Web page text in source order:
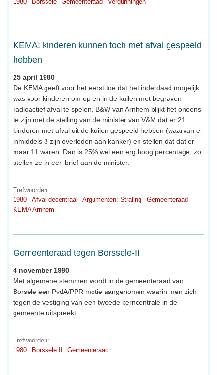
1980
Borssele Gemeenteraad Vergunningen
KEMA: kinderen kunnen toch met afval gespeeld
hebben
25 april 1980
De KEMA geeft voor het eerst toe dat het inderdaad mogelijk
was voor kinderen om op en in de kuilen met begraven
radioactief afval te spelen. B&W van Arnhem blijkt het oneens
te zijn met de stelling van de minister van V&M dat er 21
kinderen met afval uit de kuilen gespeeld hebben (waarvan er
inmiddels 3 zijn overleden aan kanker) en stellen dat dat er
maar 11 waren. Dan is 25% wel een erg hoog percentage, zo
stellen ze in een brief aan de minister.
Trefwoorden:
1980
Afval decentraal Argumenten: Straling
Gemeenteraad
KEMA Arnhem
Gemeenteraad tegen Borssele-II
4 november 1980
Met algemene stemmen wordt in de gemeenteraad van
Borsele een PvdA/PPR motie aangenomen waarin men zich
tegen de vestiging van een tweede kerncentrale in de
gemeente uitspreekt.
Trefwoorden:
1980
Borssele II Gemeenteraad